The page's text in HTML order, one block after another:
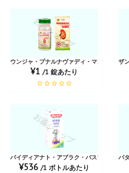
お薬ショップ
ウンジャ・プナルナヴァディ・マンドゥール
¥1 /1 錠あたり
ザ
お薬ショップ
バイディアナト・アブラク・バスマ
¥536 /1 ボトルあたり
パ